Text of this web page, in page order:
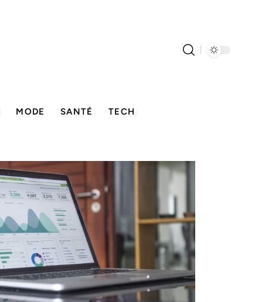
MODE SANTÉ TECH